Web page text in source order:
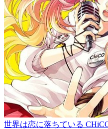
世界は恋に落ちている